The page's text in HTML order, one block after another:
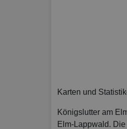
Karten und
Königslutter am
Elm-Lappwald.